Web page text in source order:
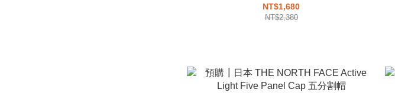
NT$1,680
NT$2,380